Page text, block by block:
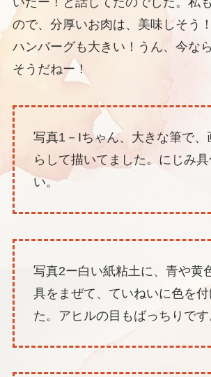
ので、分厚いお肉は、美味しそう
ハンバーグも大きい！うん、今な
そうだねー！
写真1－Iちゃん、大きな筆で、
らして描いてました。にじみ
い。
写真2ー白い紙粘土に、青や黄
具をまぜて、ていねいに色を付
た。アヒルの目もばっちりです